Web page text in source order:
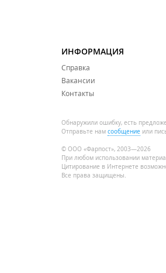
ИНФОРМАЦИЯ
Справка
Вакансии
Контакты
Обнаружили ошибку, есть
Отправьте нам сообщение или
© ООО «Фарпост», 2003—2026
При любом использовании
Цитирование в Интернете
Все права защищены.